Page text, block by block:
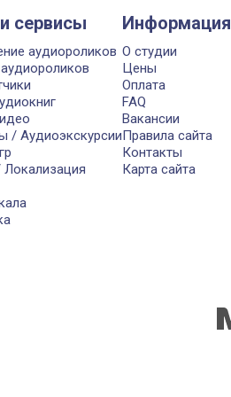
сервисы
аудиороликов
/ Аудиоэкскурсии
Информация
О студии
Цены
Оплата
FAQ
Вакансии
Правила сайта
Контакты
Карта сайта